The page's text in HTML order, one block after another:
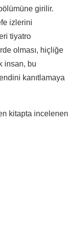
girilir.
izlerini
tiyatro
olması, hiçliğe
insan, bu
kanıtlamaya
kitapta incelenen